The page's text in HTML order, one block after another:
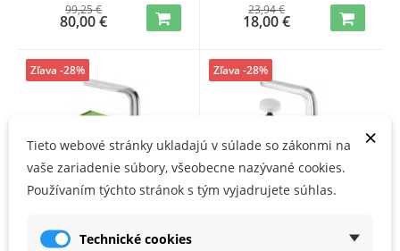
99,25 €
80,00 €
23,94 €
18,00 €
Zľava -28% Zľava -28%
×
Tieto webové stránky ukladajú v súlade so zákonmi na
vaše zariadenie súbory, všeobecne nazývané cookies.
Používaním týchto stránok s tým vyjadrujete súhlas.
Technické cookies